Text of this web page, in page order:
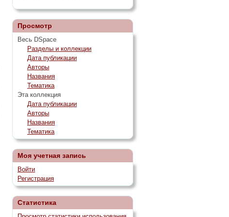
Просмотр
Весь DSpace
Разделы и коллекции
Дата публикации
Авторы
Названия
Тематика
Эта коллекция
Дата публикации
Авторы
Названия
Тематика
Моя учетная запись
Войти
Регистрация
Статистика